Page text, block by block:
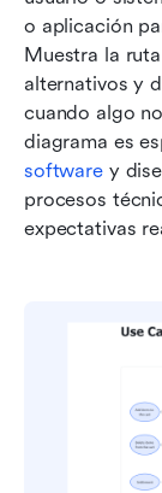
o aplicación
Muestra la
alternativos y
cuando algo
diagrama es
software y
procesos
expectativas